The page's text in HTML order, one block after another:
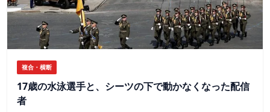
複合・横断
17歳の水泳選手と、シーツの下で動かなくなった配信
者